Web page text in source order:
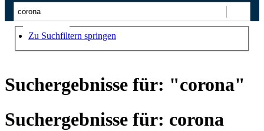
Suchen
Zu Suchfiltern springen
Suchergebnisse für: "corona"
Suchergebnisse für: corona